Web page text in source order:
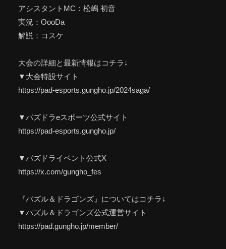
アシスタントMC：松嶋 初音
実況：OooDa
解説：コスケ
大会の詳細と最新情報はコチラ↓
▼大会特設サイト
https://pad-esports.gungho.jp/2024saga/
▼パズドラeスポーツ公式サイト
https://pad-esports.gungho.jp/
▼パズドライベント公式X
https://x.com/gungho_fes
『パズル＆ドラゴンズ』についてはコチラ↓
▼パズル＆ドラゴンズ公式運営サイト
https://pad.gungho.jp/member/